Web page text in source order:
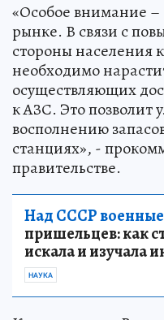
«Особое внимание
рынке. В связи с
стороны населения
необходимо
осуществляющих
к АЗС. Это позволит
восполнению
станциях», -
правительстве.
Над СССР военные
пришельцев: как
искала и изучала
НАУКА